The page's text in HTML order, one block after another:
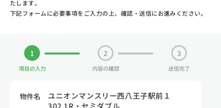
たします。
下記フォームに必要事項をご入力の上、確認・送信にお進みください。
1
項目の入力
2
内容の確認
3
送信完了
物件名
ユニオンマンスリー西八王子駅前１
302 1R・セミダブル